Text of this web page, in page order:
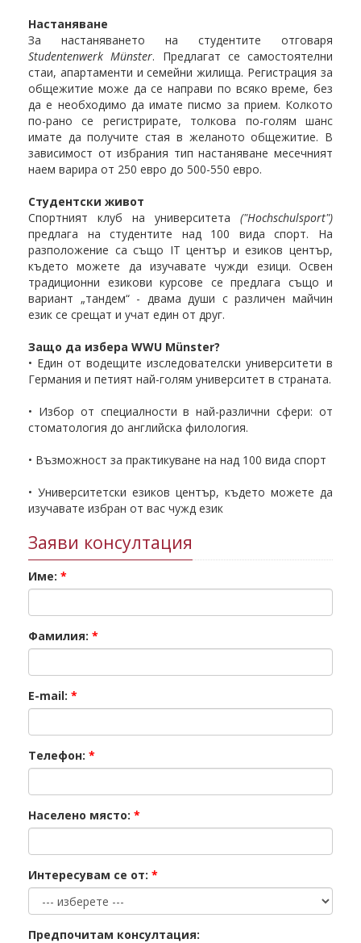
Настаняване
За настаняването на студентите отговаря
Studentenwerk Münster. Предлагат се самостоятелни
стаи, апартаменти и семейни жилища. Регистрация за
общежитие може да се направи по всяко време, без
да е необходимо да имате писмо за прием. Колкото
по-рано се регистрирате, толкова по-голям шанс
имате да получите стая в желаното общежитие. В
зависимост от избрания тип настаняване месечният
наем варира от 250 евро до 500-550 евро.
Студентски живот
Спортният клуб на университета ("Hochschulsport")
предлага на студентите над 100 вида спорт. На
разположение са също IT център и езиков център,
където можете да изучавате чужди езици. Освен
традиционни езикови курсове се предлага също и
вариант „тандем“ - двама души с различен майчин
език се срещат и учат един от друг.
Защо да избера WWU Münster?
• Един от водещите изследователски университети в
Германия и петият най-голям университет в страната.
• Избор от специалности в най-различни сфери: от
стоматология до английска филология.
• Възможност за практикуване на над 100 вида спорт
• Университетски езиков център, където можете да
изучавате избран от вас чужд език
Заяви консултация
Име: *
Фамилия: *
E-mail: *
Телефон: *
Населено място: *
Интересувам се от: *
Предпочитам консултация: